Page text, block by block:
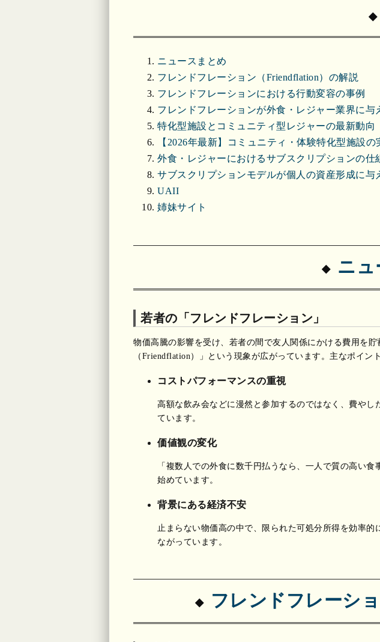
ニュースまとめ
フレンドフレーション（Friendflation）の解説
フレンドフレーションにおける行動変容の事例
フレンドフレーションが外食・レジャー業界に与
特化型施設とコミュニティ型レジャーの最新動向
【2026年最新】コミュニティ・体験特化型施設の
外食・レジャーにおけるサブスクリプションの仕
サブスクリプションモデルが個人の資産形成に与
UAII
姉妹サイト
ニ
若者の「フレンドフレーション」
物価高騰の影響を受け、若者の間で友人関係にかける費用を
（Friendflation）」という現象が広がっています。主なポイン
コストパフォーマンスの重視
高額な飲み会などに漫然と参加するのではなく、費や
ています。
価値観の変化
「複数人での外食に数千円払うなら、一人で質の高い
始めています。
背景にある経済不安
止まらない物価高の中で、限られた可処分所得を効率
ながっています。
フレンドフレーシ